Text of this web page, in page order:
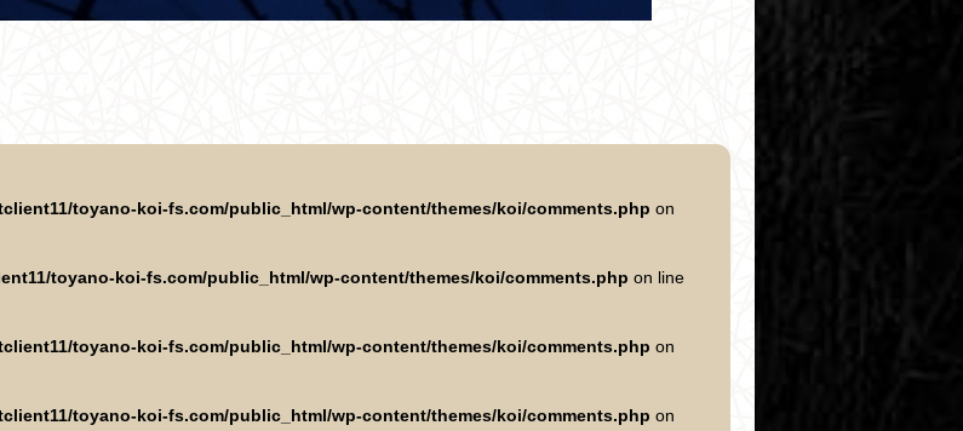
toyano-koi-fs.com/public_html/wp-content/themes/koi/comments.php on
toyano-koi-fs.com/public_html/wp-content/themes/koi/comments.php on line
toyano-koi-fs.com/public_html/wp-content/themes/koi/comments.php on
toyano-koi-fs.com/public_html/wp-content/themes/koi/comments.php on